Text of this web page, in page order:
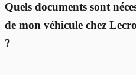
Quels documents sont
de mon véhicule chez
?